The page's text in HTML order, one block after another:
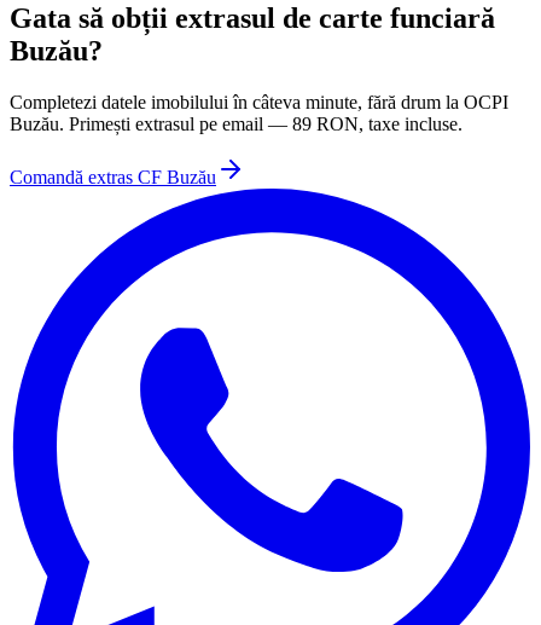
Gata să obții extrasul de carte funciară
Buzău?
Completezi datele imobilului în câteva minute, fără drum la OCPI
Buzău. Primești extrasul pe email — 89 RON, taxe incluse.
Comandă extras CF Buzău